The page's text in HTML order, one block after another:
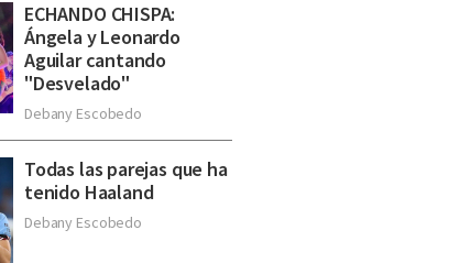
ECHANDO CHISPA:
Ángela y Leonardo
Aguilar cantando
"Desvelado"
Debany Escobedo
Todas las parejas que ha
tenido Haaland
Debany Escobedo